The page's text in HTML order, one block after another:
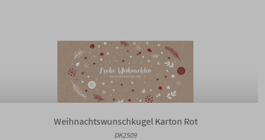
Weihnachtswunschkugel Karton Rot
DK2509